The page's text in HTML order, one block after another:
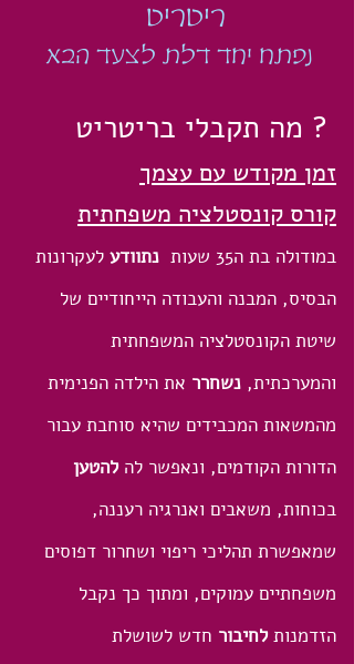
ריטריט
נפתח יחד דלת לצעד הבא
? מה תקבלי בריטריט
זמן מקודש עם עצמך
קורס קונסטלציה משפחתית
במודולה בת ה35 שעות נתוודע לעקרונות
הבסיס, המבנה והעבודה הייחודיים של
שיטת הקונסטלציה המשפחתית
והמערכתית, נשחרר את הילדה הפנימית
מהמשאות המכבידים שהיא סוחבת עבור
הדורות הקודמים, ונאפשר להלהטען
בכוחות, משאבים ואנרגיה רעננה,
שמאפשרת תהליכי ריפוי ושחרור דפוסים
משפחתיים עמוקים, ומתוך כך נקבל
הזדמנותלחיבור חדש לשושלת